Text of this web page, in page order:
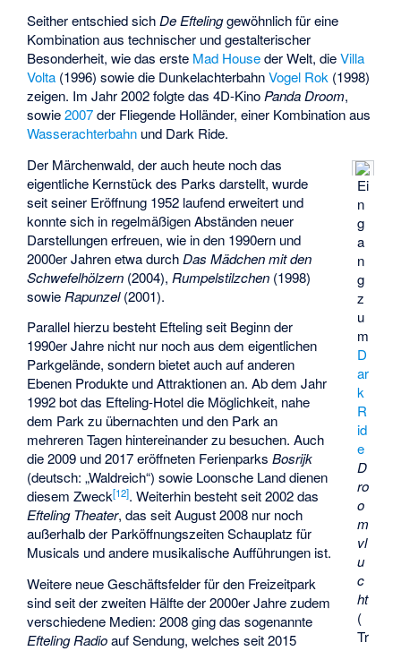
Seither entschied sichDe Eftelinggewöhnlich für eine
Kombination aus technischer und gestalterischer
Besonderheit, wie das erste Mad Houseder Welt, dieVilla
Volta (1996) sowie die DunkelachterbahnVogel Rok (1998)
zeigen. Im Jahr 2002 folgte das 4D-Kino Panda Droom,
sowie2007der Fliegende Holländer, einer Kombination aus
Wasserachterbahn und Dark Ride.
Ei
n
g
a
n
g
z
u
m
D
ar
k
R
id
e
D
ro
o
m
vl
u
c
ht
(
Tr
Der Märchenwald, der auch heute noch das
eigentliche Kernstück des Parks darstellt, wurde
seit seiner Eröffnung 1952 laufend erweitert und
konnte sich in regelmäßigen Abständen neuer
Darstellungen erfreuen, wie in den 1990ern und
2000er Jahren etwa durchDas Mädchen mit den
Schwefelhölzern (2004), Rumpelstilzchen (1998)
sowie Rapunzel(2001).
Parallel hierzu besteht Efteling seit Beginn der
1990er Jahre nicht nur noch aus dem eigentlichen
Parkgelände, sondern bietet auch auf anderen
Ebenen Produkte und Attraktionen an. Ab dem Jahr
1992 bot das Efteling-Hotel die Möglichkeit, nahe
dem Park zu übernachten und den Park an
mehreren Tagen hintereinander zu besuchen. Auch
die 2009 und 2017 eröffneten FerienparksBosrijk
(deutsch: „Waldreich“) sowie Loonsche Land dienen
diesem Zweck[12]. Weiterhin besteht seit 2002 das
Efteling Theater, das seit August 2008 nur noch
außerhalb der Parköffnungszeiten Schauplatz für
Musicals und andere musikalische Aufführungen ist.
Weitere neue Geschäftsfelder für den Freizeitpark
sind seit der zweiten Hälfte der 2000er Jahre zudem
verschiedene Medien: 2008 ging das sogenannte
Efteling Radioauf Sendung, welches seit 2015